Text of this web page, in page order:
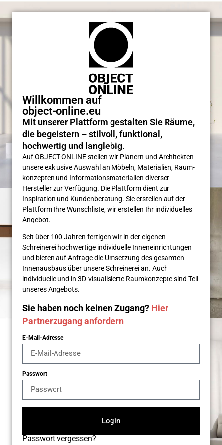
Willkommen auf
object-online.eu
Mit unserer Plattform gestalten Sie Räume,
die begeistern – stilvoll, funktional,
hochwertig und langlebig.
Auf OBJECT-ONLINE stellen wir Planern und Architekten
unsere exklusive Auswahl an Möbeln, Materialien, Raum­
konzepten und Informations­materialien diverser
Hersteller zur Verfügung. Die Plattform dient zur
Inspiration und Kunden­beratung. Sie erstellen auf der
Plattform Ihre Wunsch­liste, wir erstellen Ihr individuelles
Angebot.
Seit über 100 Jahren fertigen wir in der eigenen
Schreinerei hochwertige individuelle Inneneinrichtungen
und bieten auf Anfrage die Umsetzung des gesamten
Innenausbaus über unsere Schreinerei an. Auch
individuelle und in 3D-visualisierte Raumkonzepte sind Teil
unseres Angebots.
Sie haben noch keinen Zugang? Hier
Partnerzugang anfordern
E-Mail-Adresse
Passwort
Login
Passwort vergessen?